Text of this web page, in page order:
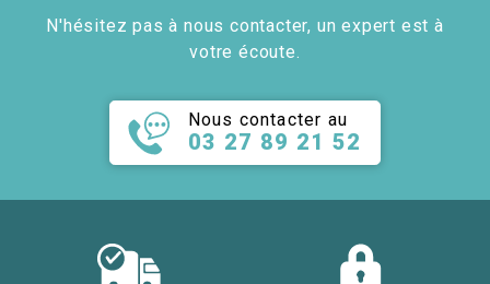
N'hésitez pas à nous contacter, un expert est à
votre écoute.
Nous contacter au
03 27 89 21 52